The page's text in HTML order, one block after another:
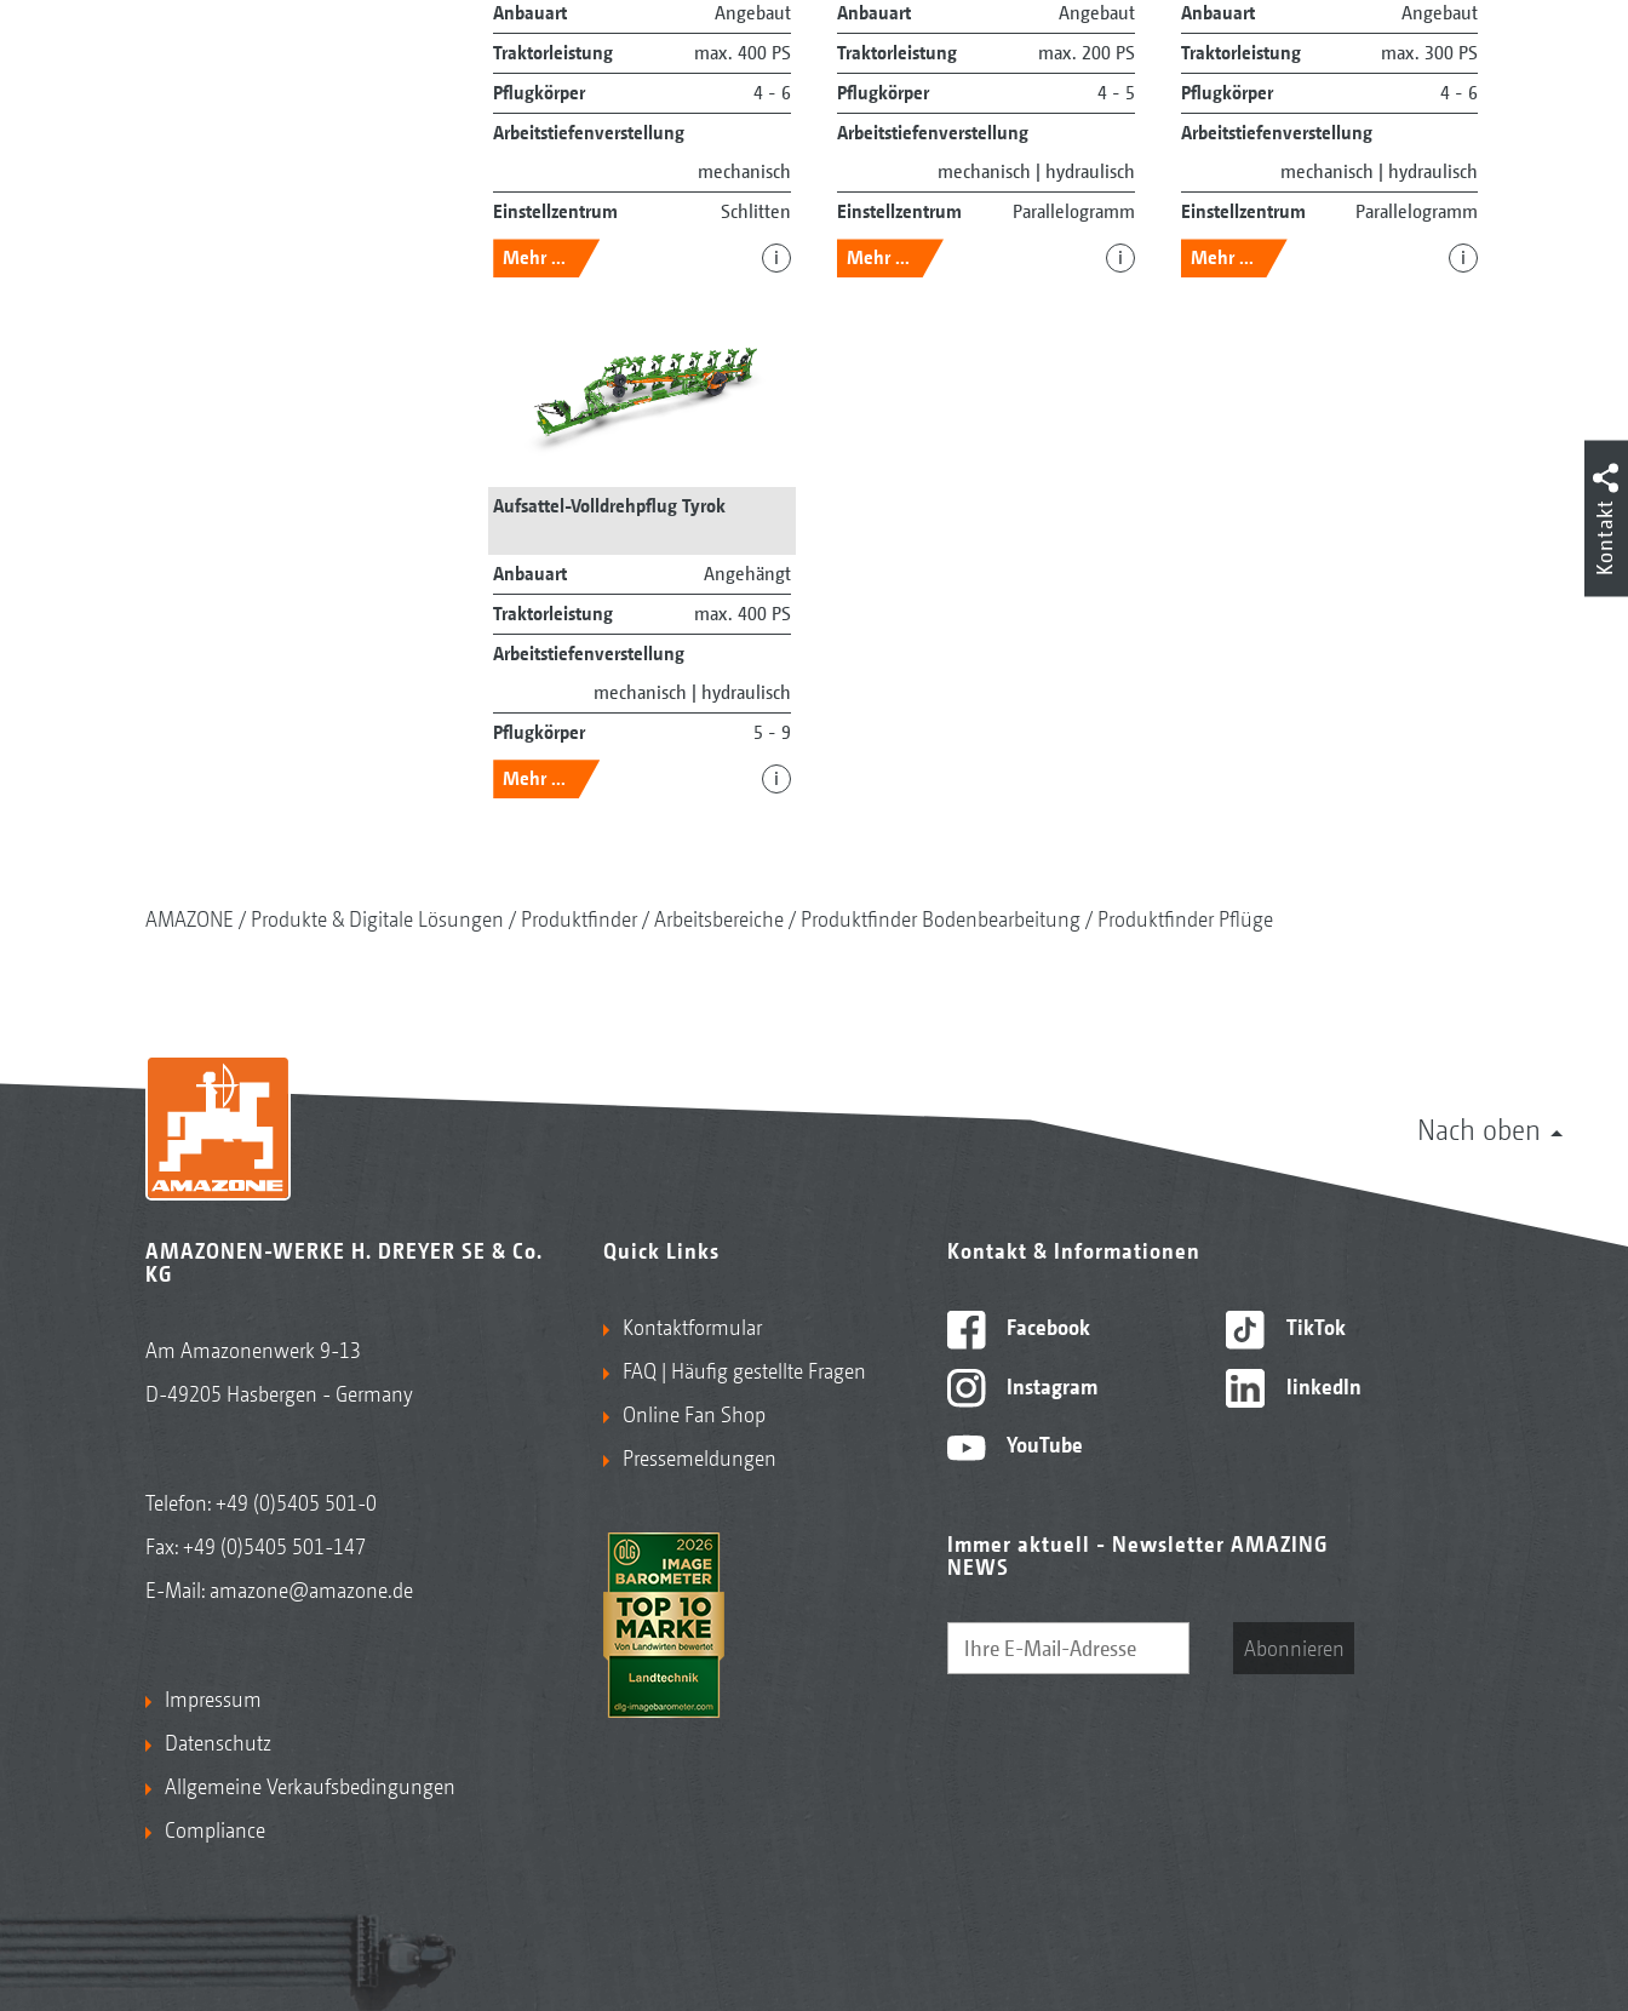
Anbauart
Angebaut
Traktorleistung
max. 400 PS
Pflugkörper
4 - 6
Arbeitstiefenverstellung
mechanisch
Einstellzentrum
Schlitten
Mehr ...
i
Anbauart
Angebaut
Traktorleistung
max. 200 PS
Pflugkörper
4 - 5
Arbeitstiefenverstellung
mechanisch | hydraulisch
Einstellzentrum
Parallelogramm
Mehr ...
i
Anbauart
Angebaut
Traktorleistung
max. 300 PS
Pflugkörper
4 - 6
Arbeitstiefenverstellung
mechanisch | hydraulisch
Einstellzentrum
Parallelogramm
Mehr ...
i
Aufsattel-Volldrehpflug Tyrok
Anbauart
Angehängt
Traktorleistung
max. 400 PS
Arbeitstiefenverstellung
mechanisch | hydraulisch
Pflugkörper
5 - 9
Mehr ...
i
AMAZONE Produkte & Digitale Lösungen Produktfinder Arbeitsbereiche Produktfinder Bodenbearbeitung Produktfinder Pflüge
Nach oben
AMAZONEN-WERKE H. DREYER SE & Co.
KG
Am Amazonenwerk 9-13
D-49205 Hasbergen - Germany
Telefon:+49 (0)5405 501-0
Fax: +49 (0)5405 501-147
E-Mail: amazone@amazone.de
Impressum
Datenschutz
Allgemeine Verkaufsbedingungen
Compliance
Quick Links
Kontaktformular
FAQ | Häufig gestellte Fragen
Online Fan Shop
Pressemeldungen
Kontakt & Informationen
Facebook
Instagram
YouTube
TikTok
linkedIn
Immer aktuell - Newsletter AMAZING
NEWS
Abonnieren
Kontakt